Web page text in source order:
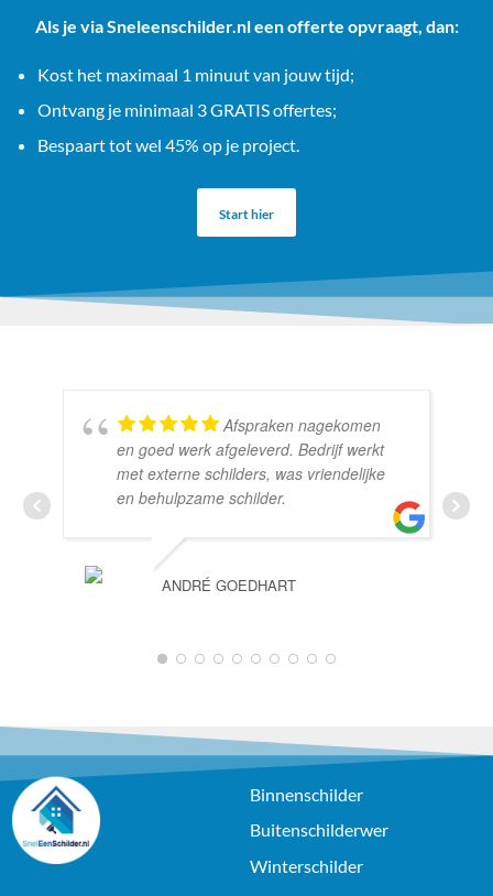
Als je via Sneleenschilder.nl een offerte opvraagt, dan:
Kost het maximaal 1 minuut van jouw tijd;
Ontvang je minimaal 3 GRATIS offertes;
Bespaart tot wel 45% op je project.
Start hier
Afspraken nagekomen
en goed werk afgeleverd. Bedrijf werkt
met externe schilders, was vriendelijke
en behulpzame schilder.
ANDRÉ GOEDHART
1 2 3 4 5 6 7 8 9 10
Binnenschilder
Buitenschilderwer
Winterschilder